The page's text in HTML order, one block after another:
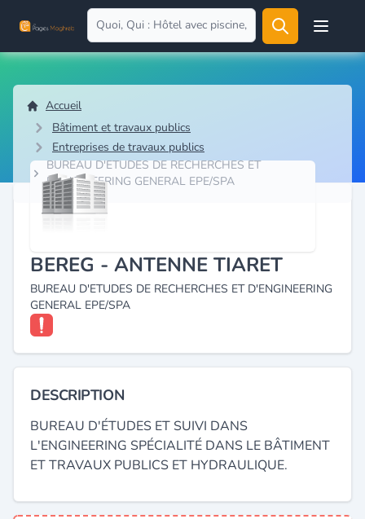
Open
Accueil
Bâtiment et travaux publics
Entreprises de travaux publics
BUREAU D'ETUDES DE RECHERCHES ET
D'ENGINEERING GENERAL EPE/SPA
BEREG - ANTENNE TIARET
BUREAU D'ETUDES DE RECHERCHES ET D'ENGINEERING
GENERAL EPE/SPA
DESCRIPTION
BUREAU D'ÉTUDES ET SUIVI DANS
L'ENGINEERING SPÉCIALITÉ DANS LE BÂTIMENT
ET TRAVAUX PUBLICS ET HYDRAULIQUE.